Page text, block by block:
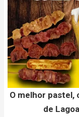
O melhor pastel,
de